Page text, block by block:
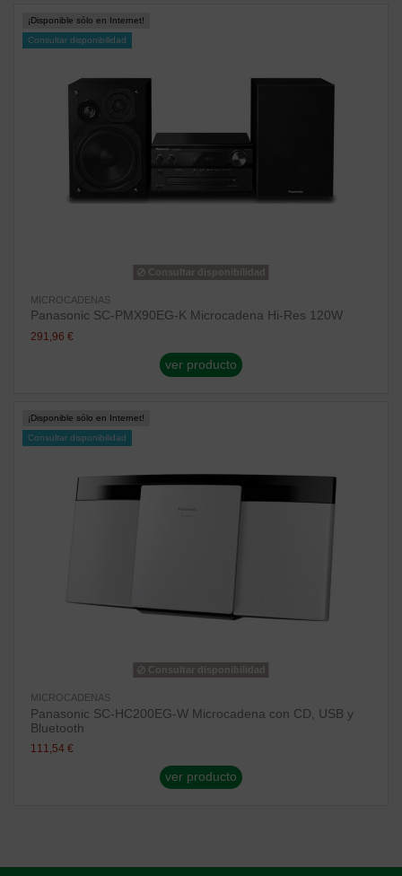
¡Disponible sólo en Internet!
Consultar disponibilidad
Consultar disponibilidad
MICROCADENAS
Panasonic SC-PMX90EG-K Microcadena Hi-Res 120W
291,96 €
ver producto
¡Disponible sólo en Internet!
Consultar disponibilidad
Consultar disponibilidad
MICROCADENAS
Panasonic SC-HC200EG-W Microcadena con CD, USB y
Bluetooth
111,54 €
ver producto